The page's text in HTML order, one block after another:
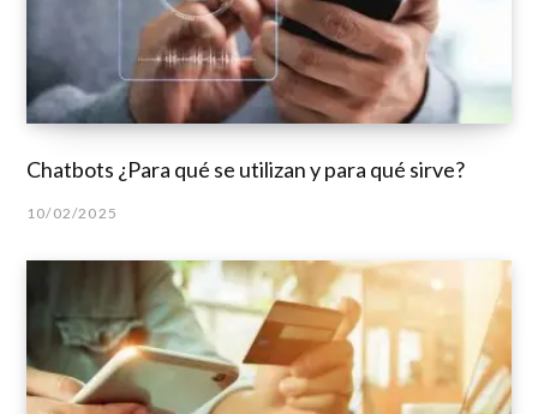
Chatbots ¿Para qué se utilizan y para qué sirve?
10/02/2025